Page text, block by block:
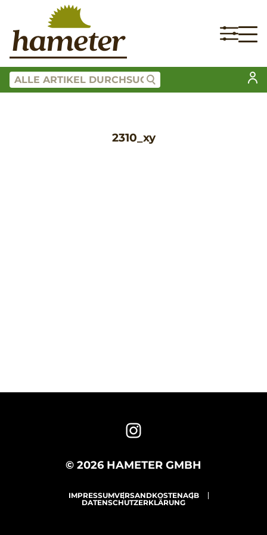
2310_xy
© 2026 HAMETER GMBH
IMPRESSUMVERSANDKOSTENAGB
DATENSCHUTZERKLÄRUNG